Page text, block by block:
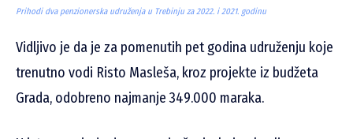
Prihodi dva penzionerska udruženja u Trebinju za 2022. i 2021. godinu
Vidljivo je da je za pomenutih pet godina udruženju koje
trenutno vodi Risto Masleša, kroz projekte iz budžeta
Grada, odobreno najmanje 349.000 maraka.